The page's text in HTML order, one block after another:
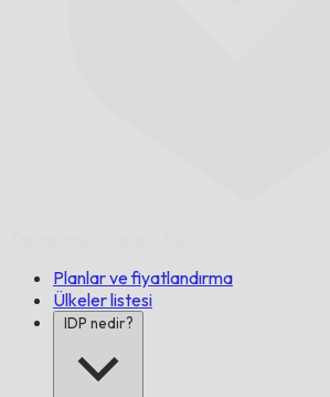
Planlar ve fiyatlandırma
Ülkeler listesi
IDP nedir?